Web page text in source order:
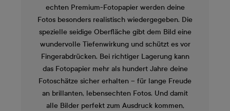
echten Premium-Fotopapier werden deine
Fotos besonders realistisch wiedergegeben. Die
spezielle seidige Oberfläche gibt dem Bild eine
wundervolle Tiefenwirkung und schützt es vor
Fingerabdrücken. Bei richtiger Lagerung kann
das Fotopapier mehr als hundert Jahre deine
Fotoschätze sicher erhalten – für lange Freude
an brillanten, lebensechten Fotos. Und damit
alle Bilder perfekt zum Ausdruck kommen,